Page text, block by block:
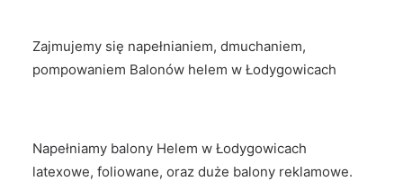
Zajmujemy się napełnianiem, dmuchaniem,
pompowaniem Balonów helem w Łodygowicach
Napełniamy balony Helem w Łodygowicach
latexowe, foliowane, oraz duże balony reklamowe.